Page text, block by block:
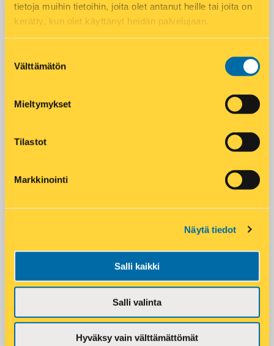
tietoja muihin tietoihin, joita olet antanut heille tai joita on
kerätty, kun olet käyttänyt heidän palvelujaan.
valinta
Välttämätön
Mieltymykset
Tilastot
Markkinointi
Näytä tiedot
Salli kaikki
Salli valinta
Hyväksy vain välttämättömät
LÄHETÄ
Date:
Time:
Phone:
asko.aaltonen@r-kioski.fi